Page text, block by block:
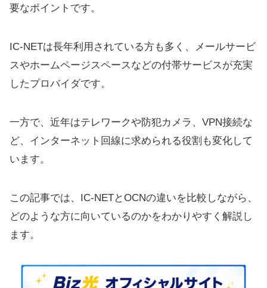
要なポイントです。
IC-NETは長年利用されている方も多く、メールサービ
スやホームページスペースなどの付帯サービスが充実
したプロバイダです。
一方で、近年はテレワークや防犯カメラ、VPN接続な
ど、インターネット回線に求められる役割も変化して
います。
この記事では、IC-NETとOCNの違いを比較しながら、
どのような方に向いているのかをわかりやすく解説し
ます。